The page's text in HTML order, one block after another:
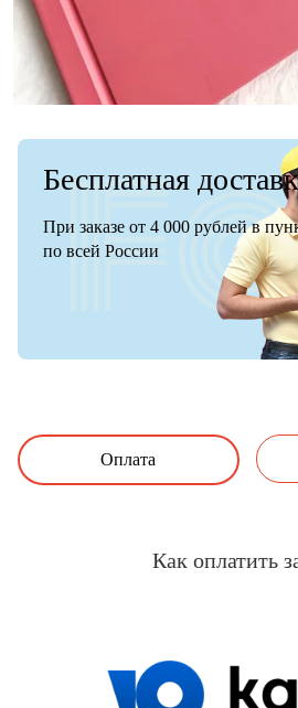
Бесплатная
При заказе от 4 000 рублей в
по всей России
Оплата
Как оплатить